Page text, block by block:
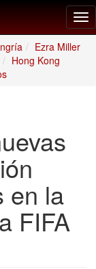
Ezra Miller
Hong Kong
en la
FIFA